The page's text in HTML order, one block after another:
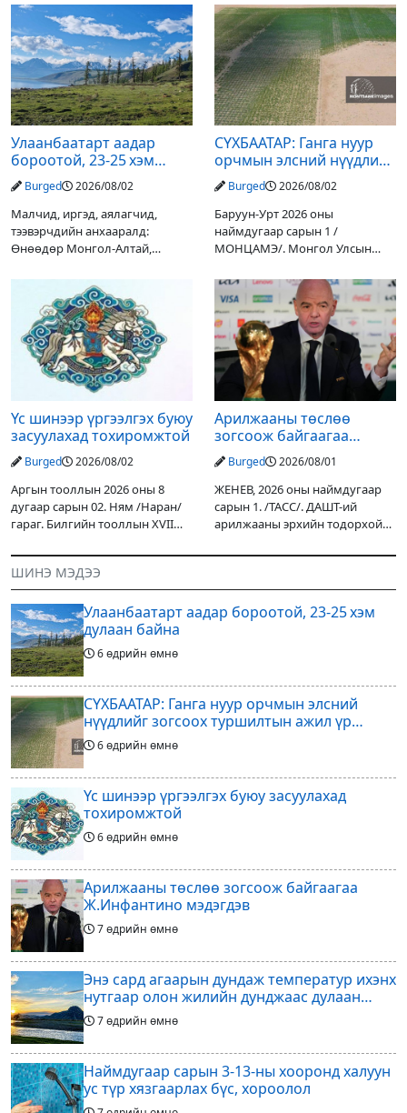
Улаанбаатарт аадар
бороотой, 23-25 хэм
дулаан байна
Burged 2026/08/02
Малчид, иргэд, аялагчид,
тээвэрчдийн анхааралд:
Өнөөдөр Монгол-Алтай,
уулархаг нутгаар бороо, дуу
цахилгаантай аадар бороо
орох тул голуудын усны
түвшин нэмэгдэх, нөөлөг
СҮХБААТАР: Ганга нуур
орчмын элсний нүүдлийг
зогсоох туршилтын ажил
үр дүнгээ өгч эхэлжээ
Burged 2026/08/02
Баруун-Урт 2026 оны
наймдугаар сарын 1 /
МОНЦАМЭ/. Монгол Улсын
Дарьгангын Ганга нуурыг
сэргээн, хамгаалах төслийг
улсын төсвийн хөрөнгө
оруулалтаар хийж буй.
Төслийн
Үс шинээр үргээлгэх буюу
засуулахад тохиромжтой
Burged 2026/08/02
Аргын тооллын 2026 оны 8
дугаар сарын 02. Ням /Наран/
гараг. Билгийн тооллын XVII
гал Морин жилийн Зуны адаг
хөхөгчин хонь сарын шинийн
19, Адъяа /Асралт/
Арилжааны төслөө
зогсоож байгаагаа
Ж.Инфантино мэдэгдэв
Burged 2026/08/01
ЖЕНЕВ, 2026 оны наймдугаар
сарын 1. /ТАСС/. ДАШТ-ий
арилжааны эрхийн тодорхой
оруулагчдад худалдах
шийдвэрлэснээ ФИФА-гийн
ерөнхийлөгч Жанни
ШИНЭ МЭДЭЭ
Улаанбаатарт аадар бороотой, 23-25 хэм
дулаан байна
6 өдрийн өмнө
СҮХБААТАР: Ганга нуур орчмын элсний
нүүдлийг зогсоох туршилтын ажил үр
дүнгээ өгч эхэлжээ
6 өдрийн өмнө
Үс шинээр үргээлгэх буюу засуулахад
тохиромжтой
6 өдрийн өмнө
Арилжааны төслөө зогсоож байгаагаа
Ж.Инфантино мэдэгдэв
7 өдрийн өмнө
Энэ сард агаарын дундаж температур ихэнх
нутгаар олон жилийн дунджаас дулаан
байна
7 өдрийн өмнө
Наймдугаар сарын 3-13-ны хооронд халуун
ус түр хязгаарлах бүс, хороолол